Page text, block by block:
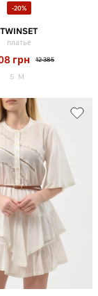
-20%
TWINSET
платье
грн 12 385
S M